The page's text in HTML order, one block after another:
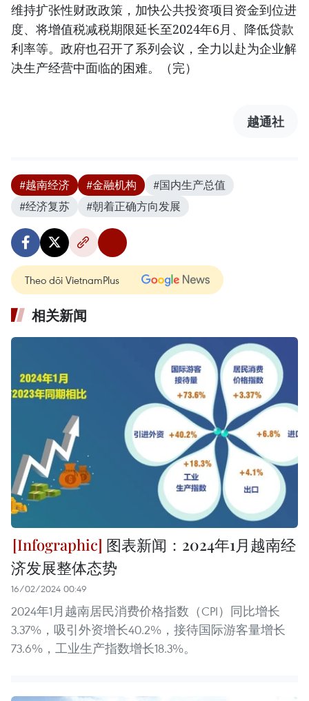
维持扩张性财政政策，加快公共投资项目资金到位进
度、将增值税减税期限延长至2024年6月、降低贷款
利率等。政府也召开了系列会议，全力以赴为企业解
决生产经营中面临的困难。（完）
越通社
#越南经济 #金融机构
#国内生产总值
#经济复苏
#朝着正确方向发展
Theo dõi VietnamPlus
相关新闻
图表新闻：2024年1月越南经
济发展整体态势
16/02/2024 00:49
2024年1月越南居民消费价格指数（CPI）同比增长
3.37%，吸引外资增长40.2%，接待国际游客量增长
73.6%，工业生产指数增长18.3%。